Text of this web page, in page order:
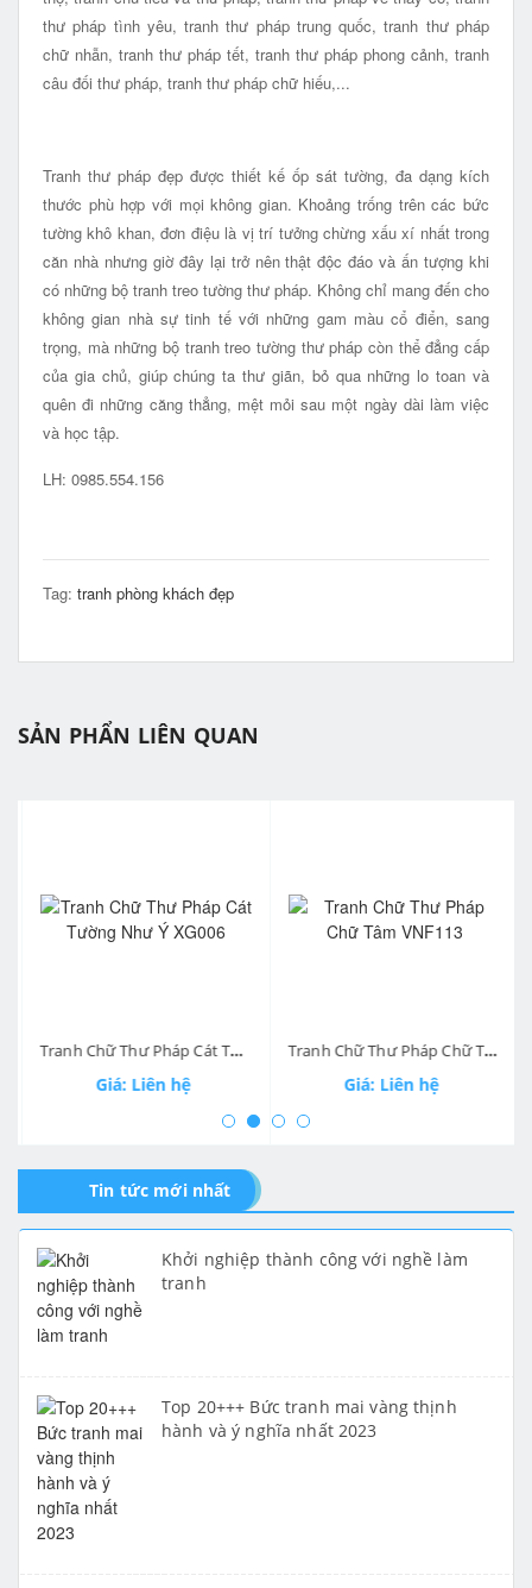
thư pháp tình yêu, tranh thư pháp trung quốc, tranh thư pháp
chữ nhẫn, tranh thư pháp tết, tranh thư pháp phong cảnh, tranh
câu đối thư pháp, tranh thư pháp chữ hiếu,...
Tranh thư pháp đẹp được thiết kế ốp sát tường, đa dạng kích
thước phù hợp với mọi không gian. Khoảng trống trên các bức
tường khô khan, đơn điệu là vị trí tưởng chừng xấu xí nhất trong
căn nhà nhưng giờ đây lại trở nên thật độc đáo và ấn tượng khi
có những bộ tranh treo tường thư pháp. Không chỉ mang đến cho
không gian nhà sự tinh tế với những gam màu cổ điển, sang
trọng, mà những bộ tranh treo tường thư pháp còn thể đẳng cấp
của gia chủ, giúp chúng ta thư giãn, bỏ qua những lo toan và
quên đi những căng thẳng, mệt mỏi sau một ngày dài làm việc
và học tập.
LH: 0985.554.156
Tag: tranh phòng khách đẹp
SẢN PHẨN LIÊN QUAN
Tranh Chữ Thư Pháp Cát Tường Như Ý XG006
Giá: Liên hệ
Tranh Chữ Thư Pháp Chữ Tâm VNF113
Giá: Liên hệ
Tin tức mới nhất
Khởi nghiệp thành công với nghề làm
tranh
Top 20+++ Bức tranh mai vàng thịnh
hành và ý nghĩa nhất 2023